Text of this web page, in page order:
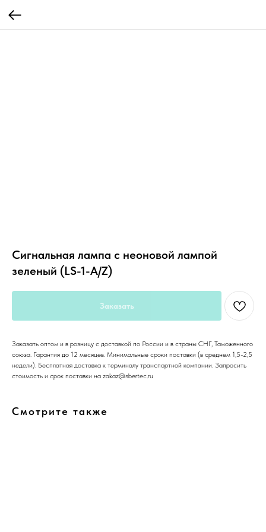
Сигнальная лампа с неоновой лампой
зеленый (LS-1-A/Z)
Заказать
Заказать оптом и в розницу с доставкой по России и в страны СНГ, Таможенного
союза. Гарантия до 12 месяцев. Минимальные сроки поставки (в среднем 1,5-2,5
недели). Бесплатная доставка к терминалу транспортной компании. Запросить
стоимость и срок поставки на zakaz@sbertec.ru
Смотрите также